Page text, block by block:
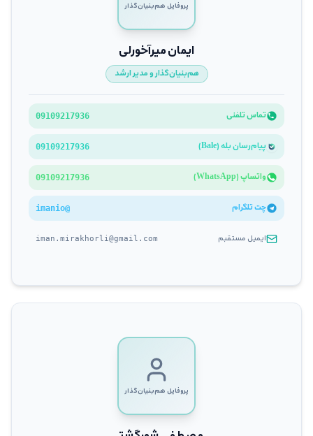
پروفایل هم‌بنیان‌گذار
ایمان میرآخورلی
هم‌بنیان‌گذار و مدیر ارشد
تماس تلفنی 09109217936
پیام‌رسان بله (Bale) 09109217936
واتساپ (WhatsApp) 09109217936
چت تلگرام @
imanio
ایمیل مستقبم iman.mirakhorli@gmail.com
پروفایل هم‌بنیان‌گذار